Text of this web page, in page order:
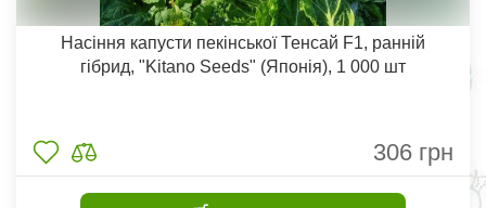
Насіння капусти пекінської Тенсай F1, ранній
гібрид, "Kitano Seeds" (Японія), 1 000 шт
306 грн